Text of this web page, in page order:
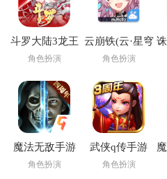
斗罗大陆3龙王
传说官方版
角色扮演
云崩铁(云·星穹
铁道)
角色扮演
魔法无敌手游
角色扮演
武侠q传手游
角色扮演